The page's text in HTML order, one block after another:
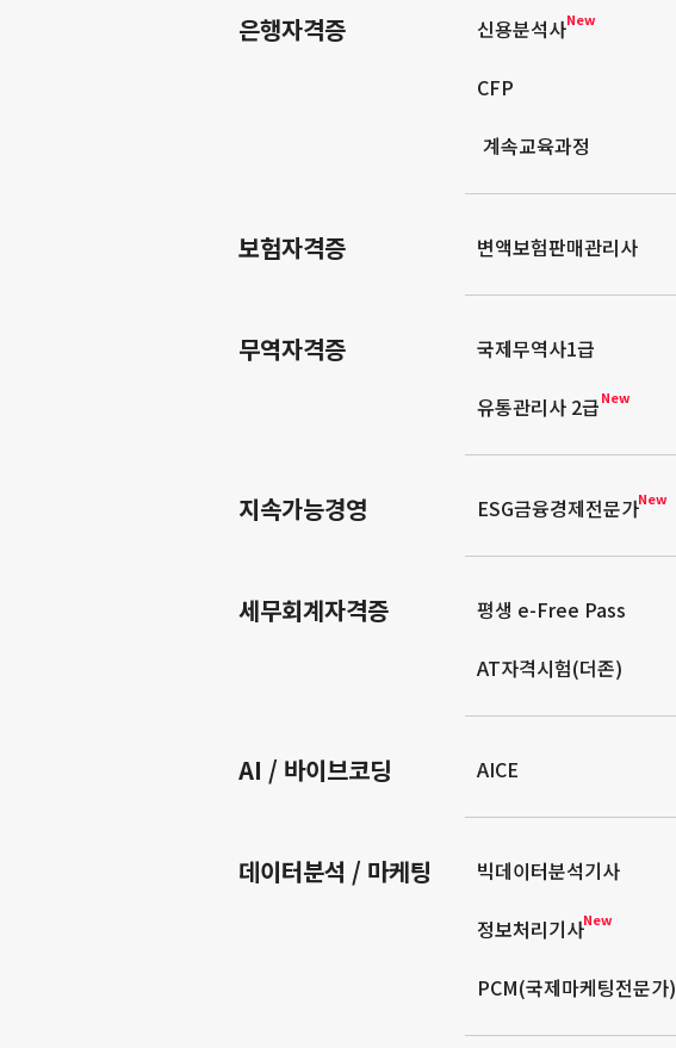
은행자격증 신용분석사New
CFP
계속교육과정
보험자격증 변액보험판매관리사
무역자격증 국제무역사1급
유통관리사 2급New
지속가능경영 ESG금융경제전문가New
세무회계자격증 평생 e-Free Pass
AT자격시험(더존)
AI / 바이브코딩 AICE
데이터분석 / 마케팅 빅데이터분석기사
정보처리기사New
PCM(국제마케팅전문가)